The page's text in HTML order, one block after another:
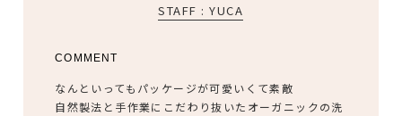
STAFF : YUCA
COMMENT
なんといってもパッケージが可愛いくて素敵
自然製法と手作業にこだわり抜いたオーガニックの洗